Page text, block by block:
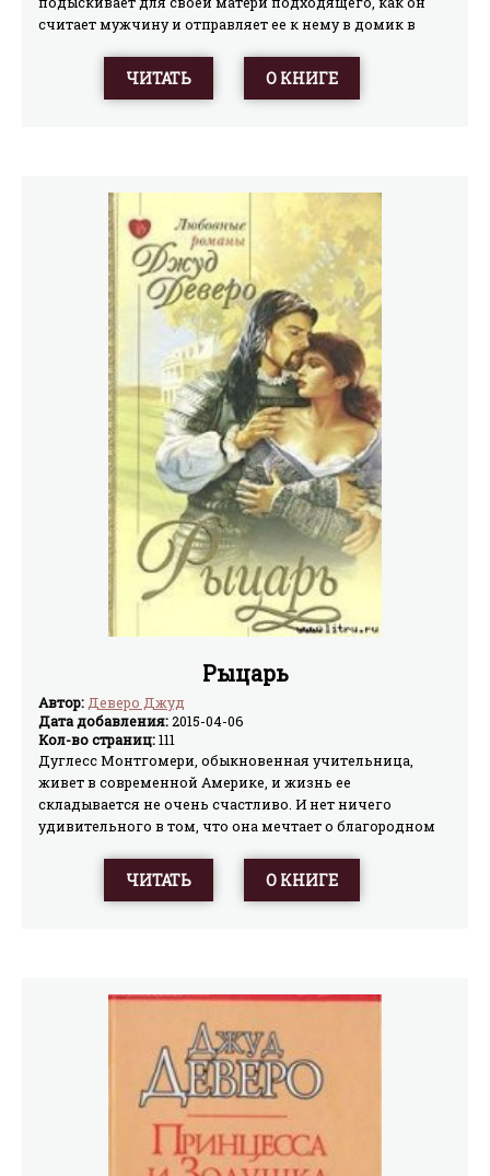
считает мужчину и отправляет ее к нему в домик в
не ожидала, что ничего не подозревающий Френк
Таггерт, примет ее за обычную проститутку…
ЧИТАТЬ О КНИГЕ
Рыцарь
Автор: Деверо Джуд
Дата добавления:2015-04-06
Кол-во страниц:111
Дуглесс Монтгомери, обыкновенная учительница,
живет в современной Америке, и жизнь ее
складывается не очень счастливо. И нет ничего
удивительного в том, что она мечтает о благородном
настоящий рыцарь, граф Николас Стэффорд является
перед ней в самый отчаянный момент ее жизни…
ЧИТАТЬ О КНИГЕ